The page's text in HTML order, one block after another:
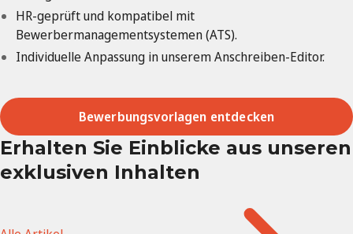
HR-geprüft und kompatibel mit
Bewerbermanagementsystemen (ATS).
Individuelle Anpassung in unserem Anschreiben-Editor.
Bewerbungsvorlagen entdecken
Erhalten Sie Einblicke aus unseren
exklusiven Inhalten